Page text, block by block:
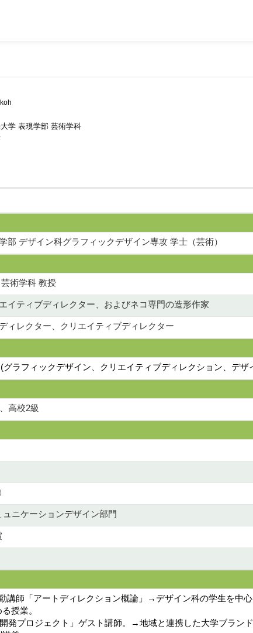
学 表現学部 芸術学科
部 デザイン科グラフィックデザイン専攻 学士（芸術）
術学科 教授
イティブディレクター、およびネコ専門の造形作家
ィレクター、クリエイティブディレクター
ラフィックデザイン、クリエイティブディレクション、デザ
高校2級
ニケーションデザイン部門
師「アートディレクション概論」→デザイン科の学生を中
授業。
発プロジェクト」ゲスト講師。→地域と連携した大学ブラン